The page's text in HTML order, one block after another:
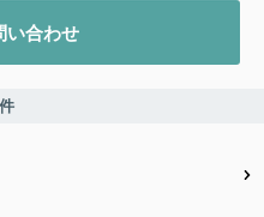
い合わせ